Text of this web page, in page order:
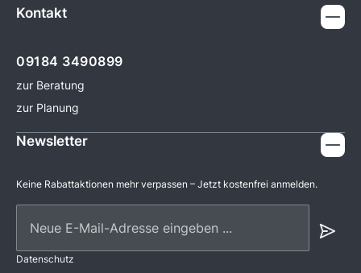
Kontakt
09184 3490899
zur Beratung
zur Planung
Newsletter
Keine Rabattaktionen mehr verpassen – Jetzt kostenfrei anmelden.
Datenschutz